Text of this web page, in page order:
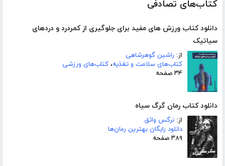
کتاب‌های تصادفی
دانلود کتاب ورزش های مفید برای جلوگیری از کمردرد و دردهای
سیاتیک
از: راشین گوهرشاهی
کتاب‌های سلامت و تغذیه، کتاب‌های ورزشی
۳۴ صفحه
دانلود کتاب رمان گرگ سیاه
از: نرگس واثق
دانلود رایگان بهترین رمان‌ها
۳۸۹ صفحه